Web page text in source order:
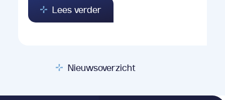
Nieuwsoverzicht
Lees verder